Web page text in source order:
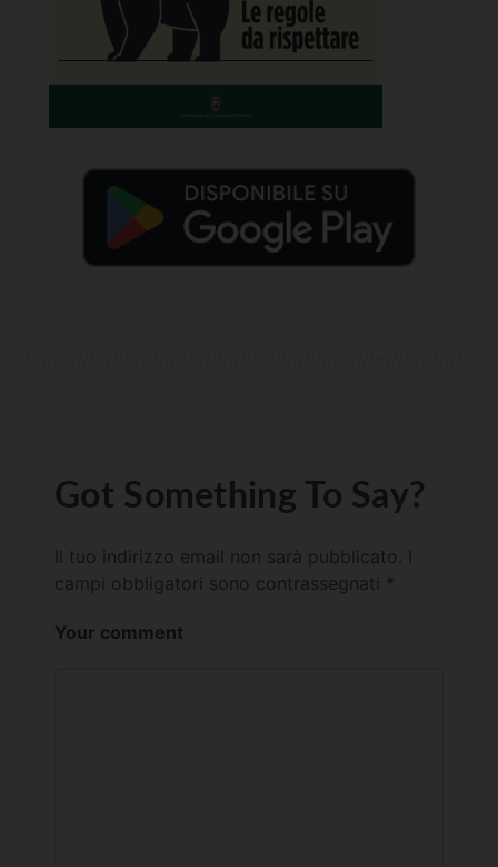
Got Something To Say?
Il tuo indirizzo email non sarà pubblicato.
campi obbligatori sono contrassegnati *
Your comment